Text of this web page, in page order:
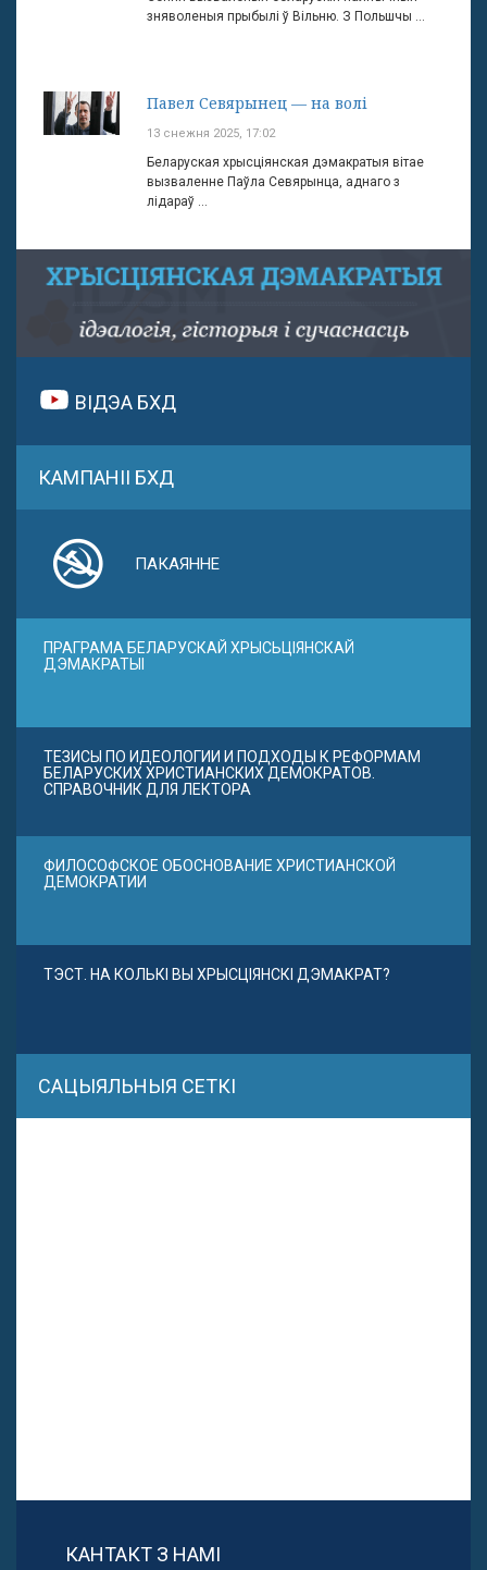
зняволеныя прыбылі ў Вільню. З Польшчы ...
Павел Севярынец — на волі
13 снежня 2025, 17:02
Беларуская хрысціянская дэмакратыя вітае
вызваленне Паўла Севярынца, аднаго з
лідараў ...
ВІДЭА БХД
КАМПАНІІ БХД
ПАКАЯННЕ
ПРАГРАМА БЕЛАРУСКАЙ ХРЫСЬЦІЯНСКАЙ
ДЭМАКРАТЫІ
ТЕЗИСЫ ПО ИДЕОЛОГИИ И ПОДХОДЫ К РЕФОРМАМ
БЕЛАРУСКИХ ХРИСТИАНСКИХ ДЕМОКРАТОВ.
СПРАВОЧНИК ДЛЯ ЛЕКТОРА
ФИЛОСОФСКОЕ ОБОСНОВАНИЕ ХРИСТИАНСКОЙ
ДЕМОКРАТИИ
ТЭСТ. НА КОЛЬКІ ВЫ ХРЫСЦІЯНСКІ ДЭМАКРАТ?
САЦЫЯЛЬНЫЯ СЕТКІ
КАНТАКТ З НАМІ